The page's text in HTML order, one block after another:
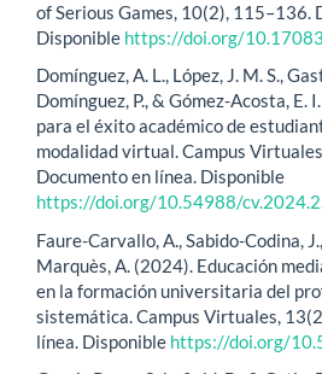
of Serious Games, 10(2), 115–136.
Disponible https://doi.org/
Domínguez, A. L., López, J. M. S.,
Domínguez, P., & Gómez-Acosta, E.
para el éxito académico de
modalidad virtual. Campus
Documento en línea. Disponible
https://doi.org/10.54988/
Faure-Carvallo, A., Sabido-Codina,
Marquès, A. (2024). Educación
en la formación universitaria del
sistemática. Campus Virtuales,
línea. Disponible https://doi.org/